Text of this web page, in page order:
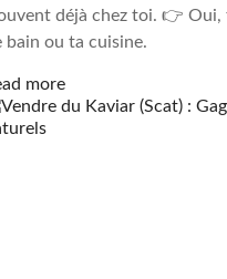
déjà chez toi. 👉 Oui,
bain ou ta cuisine.
more